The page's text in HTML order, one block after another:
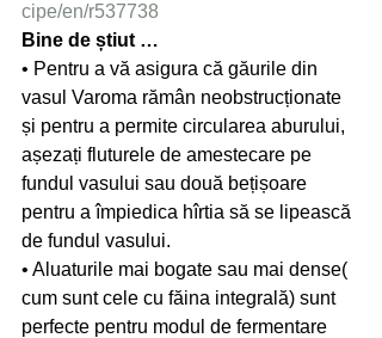
cipe/en/r537738
Bine de știut …
• Pentru a vă asigura că găurile din
vasul Varoma rămân neobstrucționate
și pentru a permite circularea aburului,
așezați fluturele de amestecare pe
fundul vasului sau două bețișoare
pentru a împiedica hîrtia să se lipească
de fundul vasului.
• Aluaturile mai bogate sau mai dense(
cum sunt cele cu făina integrală) sunt
perfecte pentru modul de fermentare